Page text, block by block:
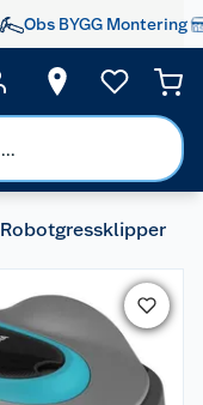
Obs BYGG Montering
Robotgressklipper